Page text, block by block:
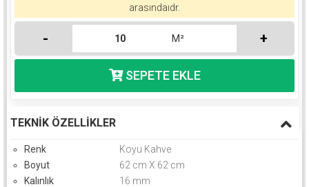
arasındaıdr.
- M² +
TEKNIK ÖZELLIKLER
Renk
Koyu Kahve
Boyut
62 cm X 62 cm
Kalınlık
16 mm